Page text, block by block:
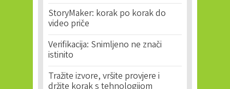
StoryMaker: korak po korak do
video priče
Verifikacija: Snimljeno ne znači
istinito
Tražite izvore, vršite provjere i